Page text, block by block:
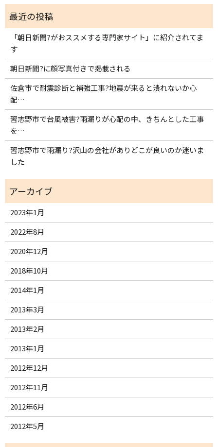
「朝日新聞?がおススメする専門家サイト」に紹介されてま
す
朝日新聞?に顔写真付きで掲載される
佐倉市で耐震診断と補強工事?地震が来ると潰れないか心
配…
習志野市で台風被害?雨漏りが心配の中、きちんとした工事
を…
習志野市で雨漏り?沢山の会社がありどこが良いのか迷いま
した
2023年1月
2022年8月
2020年12月
2018年10月
2014年1月
2013年3月
2013年2月
2013年1月
2012年12月
2012年11月
2012年6月
2012年5月